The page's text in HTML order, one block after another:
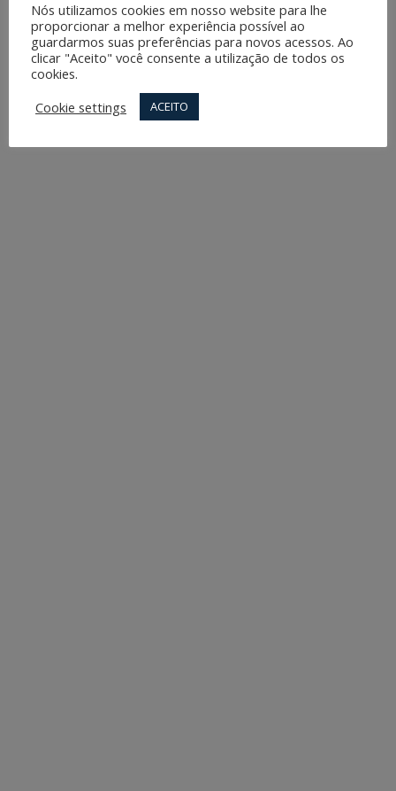
Nós utilizamos cookies em nosso website para lhe
proporcionar a melhor experiência possível ao
guardarmos suas preferências para novos acessos. Ao
clicar "Aceito" você consente a utilização de todos os
cookies.
Cookie settings
ACEITO